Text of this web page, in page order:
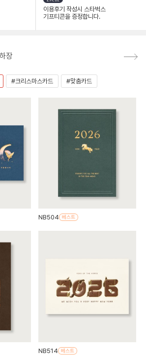
이용후기 작성시 스타벅스
기프티콘을 증정합니다.
장
#크리스마스카드 #맞춤카드
NB504
NB514